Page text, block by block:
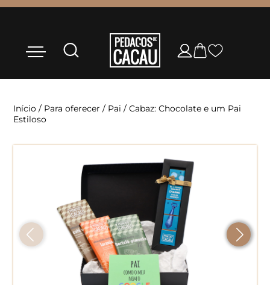
Início / Para oferecer / Pai / Cabaz: Chocolate e um Pai
Estiloso